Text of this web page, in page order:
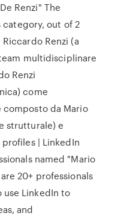
Renzi" The
out of 2
Renzi (a
multidisciplinare
Renzi
come
da Mario
strutturale) e
| LinkedIn
named "Mario
20+ professionals
use LinkedIn to
and